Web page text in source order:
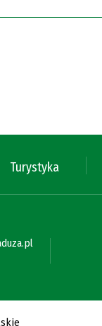
Turystyka